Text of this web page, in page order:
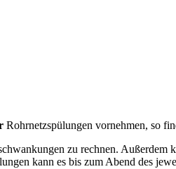
Rohrnetzspülungen vornehmen, so
zu rechnen.
kann es bis zum Abend des